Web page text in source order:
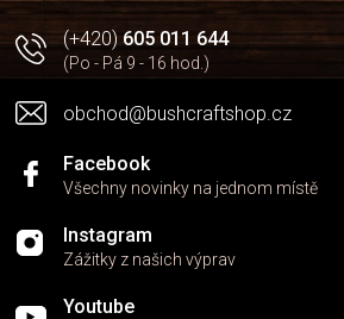
(+420)605 011 644
(Po - Pá 9 - 16 hod.)
obchod@bushcraftshop.cz
Facebook
Všechny novinky na jednom místě
Instagram
Zážitky z našich výprav
Youtube